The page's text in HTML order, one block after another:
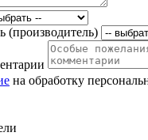
(производитель)
на обработку